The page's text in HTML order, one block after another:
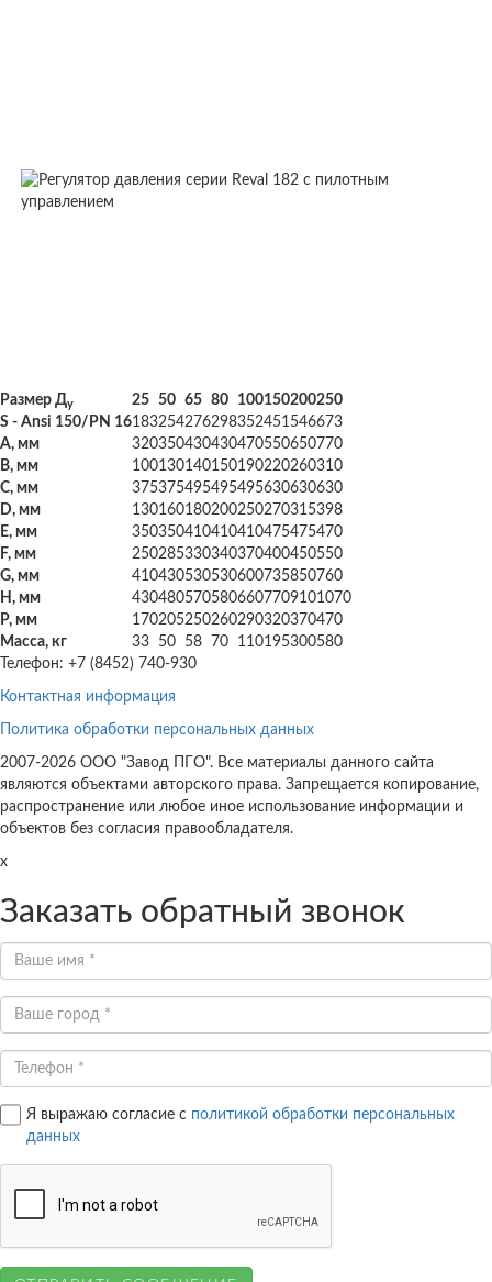
Размер Ду 25 50 65 80 100150200250
S - Ansi 150/PN 16183254276298352451546673
A, мм
320350430430470550650770
В, мм
100130140150190220260310
С, мм
375375495495495630630630
D, мм
130160180200250270315398
E, мм
350350410410410475475470
F, мм
250285330340370400450550
G, мм
410430530530600735850760
Н, мм
4304805705806607709101070
Р, мм
170205250260290320370470
Масса, кг
33 50 58 70 110195300580
Телефон: +7 (8452) 740-930
Контактная информация
Политика обработки персональных данных
2007-2026 ООО "Завод ПГО". Все материалы данного сайта
являются объектами авторского права. Запрещается копирование,
распространение или любое иное использование информации и
объектов без согласия правообладателя.
x
Заказать обратный звонок
Я выражаю согласие с политикой обработки персональных
данных